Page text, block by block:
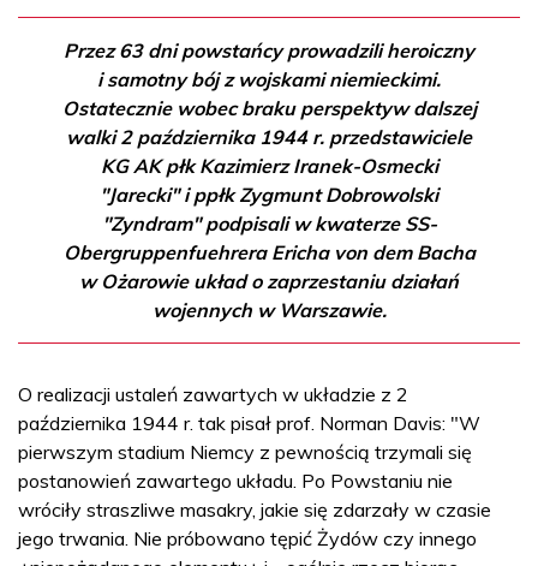
Przez 63 dni powstańcy prowadzili heroiczny
i samotny bój z wojskami niemieckimi.
Ostatecznie wobec braku perspektyw dalszej
walki 2 października 1944 r. przedstawiciele
KG AK płk Kazimierz Iranek-Osmecki
"Jarecki" i ppłk Zygmunt Dobrowolski
"Zyndram" podpisali w kwaterze SS-
Obergruppenfuehrera Ericha von dem Bacha
w Ożarowie układ o zaprzestaniu działań
wojennych w Warszawie.
O realizacji ustaleń zawartych w układzie z 2
października 1944 r. tak pisał prof. Norman Davis: "W
pierwszym stadium Niemcy z pewnością trzymali się
postanowień zawartego układu. Po Powstaniu nie
wróciły straszliwe masakry, jakie się zdarzały w czasie
jego trwania. Nie próbowano tępić Żydów czy innego